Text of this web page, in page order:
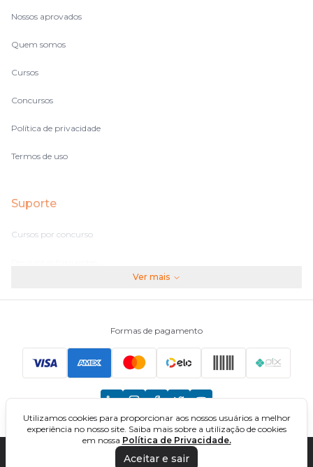
Nossos aprovados
Quem somos
Cursos
Concursos
Política de privacidade
Termos de uso
Suporte
Cursos por concurso
Principais Concursos
CNU
TCU
Ver mais
Formas de pagamento
DIREÇÃO CONCURSOS - CURSOS ONLINE PARA CONCURSOS. TODOS OS
Utilizamos cookies para proporcionar aos nossos usuários a melhor
experiência no nosso site. Saiba mais sobre a utilização de cookies
em nossa Política de Privacidade.
Aceitar e sair